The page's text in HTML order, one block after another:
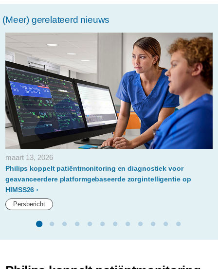
epatch-
veel-
patientvriendelijker-
dan-
traditioneel-
onderzoek.html
(Meer) gerelateerd nieuws
maart 13, 2026
Philips koppelt patiëntmonitoring en diagnostiek voor
geavanceerdere platformgebaseerde zorgintelligentie op
HIMSS26
Persbericht